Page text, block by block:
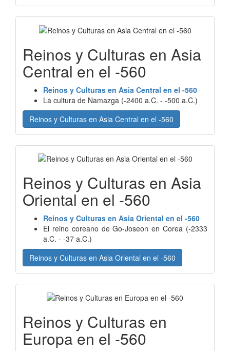
Reinos y Culturas en Asia
Central en el -560
Reinos y Culturas en Asia Central en el -560
La cultura de Namazga (-2400 a.C. - -500 a.C.)
Reinos y Culturas en Asia Central en el -560
Reinos y Culturas en Asia
Oriental en el -560
Reinos y Culturas en Asia Oriental en el -560
El reino coreano de Go-Joseon en Corea (-2333
a.C. - -37 a.C.)
Reinos y Culturas en Asia Oriental en el -560
Reinos y Culturas en
Europa en el -560